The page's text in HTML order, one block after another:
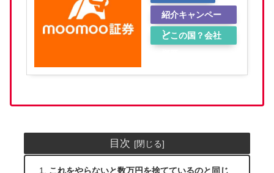
紹介キャンペー
ン
どこの国？会社
目次
これをやらないと数万円を捨てているのと同じ